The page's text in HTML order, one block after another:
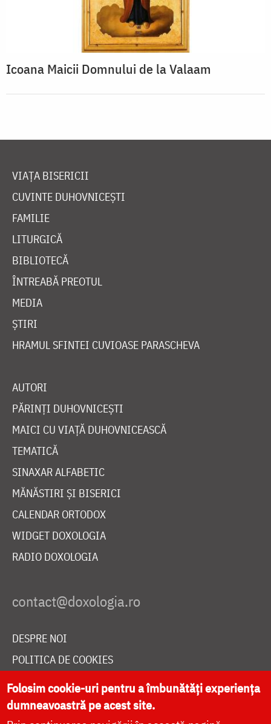
Icoana Maicii Domnului de la Valaam
VIAȚA BISERICII
CUVINTE DUHOVNICEȘTI
FAMILIE
LITURGICĂ
BIBLIOTECĂ
ÎNTREABĂ PREOTUL
MEDIA
ȘTIRI
HRAMUL SFINTEI CUVIOASE PARASCHEVA
AUTORI
PĂRINȚI DUHOVNICEȘTI
MAICI CU VIAȚĂ DUHOVNICEASCĂ
TEMATICĂ
SINAXAR ALFABETIC
MĂNĂSTIRI ȘI BISERICI
CALENDAR ORTODOX
WIDGET DOXOLOGIA
RADIO DOXOLOGIA
DESPRE NOI
POLITICA DE COOKIES
DONEAZĂ ONLINE PENTRU CATEDRALA NAȚIONALĂ
Folosim cookie-uri pentru a îmbunătăți experiența
dumneavoastră pe acest site.